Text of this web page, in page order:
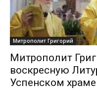
Митрополит Григорий
Митрополит
воскресную
Успенском